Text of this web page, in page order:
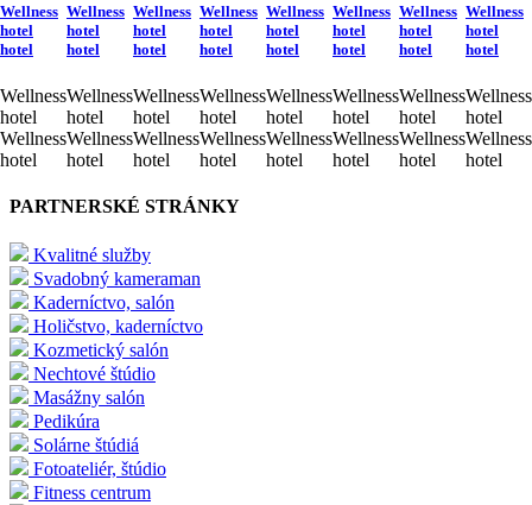
Wellness
hotel
hotel
Wellness
hotel
Wellness
hotel
Wellness
hotel
hotel
Wellness
hotel
Wellness
hotel
Wellness
hotel
hotel
Wellness
hotel
Wellness
hotel
Wellness
hotel
hotel
Wellness
hotel
Wellness
hotel
Wellness
hotel
hotel
Wellness
hotel
Wellness
hotel
Wellness
hotel
hotel
Wellness
hotel
Wellness
hotel
Wellness
hotel
hotel
Wellness
hotel
Wellness
hotel
Wellness
hotel
hotel
Wellness
hotel
Wellness
hotel
PARTNERSKÉ STRÁNKY
Kvalitné služby
Svadobný kameraman
Kaderníctvo, salón
Holičstvo, kaderníctvo
Kozmetický salón
Nechtové štúdio
Masážny salón
Pedikúra
Solárne štúdiá
Fotoateliér, štúdio
Fitness centrum